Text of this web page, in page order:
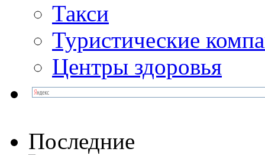
Такси
Туристические
Центры здоровья
Последние